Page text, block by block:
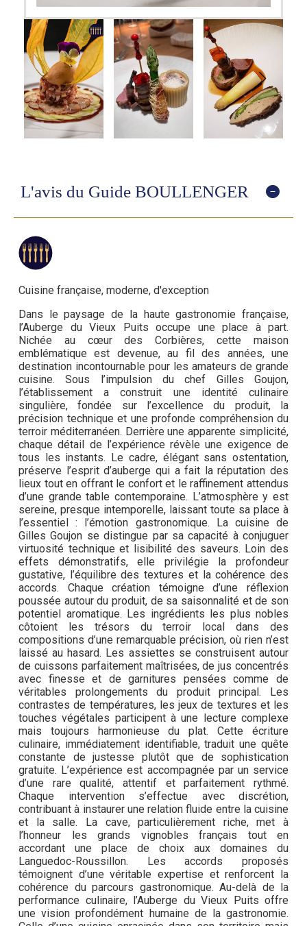
L'avis du Guide BOULLENGER
Cuisine française, moderne, d'exception
Dans le paysage de la haute gastronomie française,
l’Auberge du Vieux Puits occupe une place à part.
Nichée au cœur des Corbières, cette maison
emblématique est devenue, au fil des années, une
destination incontournable pour les amateurs de grande
cuisine. Sous l’impulsion du chef Gilles Goujon,
l’établissement a construit une identité culinaire
singulière, fondée sur l’excellence du produit, la
précision technique et une profonde compréhension du
terroir méditerranéen. Derrière une apparente simplicité,
chaque détail de l’expérience révèle une exigence de
tous les instants. Le cadre, élégant sans ostentation,
préserve l’esprit d’auberge qui a fait la réputation des
lieux tout en offrant le confort et le raffinement attendus
d’une grande table contemporaine. L’atmosphère y est
sereine, presque intemporelle, laissant toute sa place à
l’essentiel : l’émotion gastronomique. La cuisine de
Gilles Goujon se distingue par sa capacité à conjuguer
virtuosité technique et lisibilité des saveurs. Loin des
effets démonstratifs, elle privilégie la profondeur
gustative, l’équilibre des textures et la cohérence des
accords. Chaque création témoigne d’une réflexion
poussée autour du produit, de sa saisonnalité et de son
potentiel aromatique. Les ingrédients les plus nobles
côtoient les trésors du terroir local dans des
compositions d’une remarquable précision, où rien n’est
laissé au hasard. Les assiettes se construisent autour
de cuissons parfaitement maîtrisées, de jus concentrés
avec finesse et de garnitures pensées comme de
véritables prolongements du produit principal. Les
contrastes de températures, les jeux de textures et les
touches végétales participent à une lecture complexe
mais toujours harmonieuse du plat. Cette écriture
culinaire, immédiatement identifiable, traduit une quête
constante de justesse plutôt que de sophistication
gratuite. L’expérience est accompagnée par un service
d’une rare qualité, attentif et parfaitement rythmé.
Chaque intervention s’effectue avec discrétion,
contribuant à instaurer une relation fluide entre la cuisine
et la salle. La cave, particulièrement riche, met à
l’honneur les grands vignobles français tout en
accordant une place de choix aux domaines du
Languedoc-Roussillon. Les accords proposés
témoignent d’une véritable expertise et renforcent la
cohérence du parcours gastronomique. Au-delà de la
performance culinaire, l’Auberge du Vieux Puits offre
une vision profondément humaine de la gastronomie.